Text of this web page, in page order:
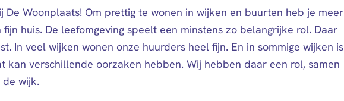
De Woonplaats! Om prettig te wonen in wijken en buurten heb je meer
huis. De leefomgeving speelt een minstens zo belangrijke rol. Daar
In veel wijken wonen onze huurders heel fijn. En in sommige wijken is
kan verschillende oorzaken hebben. Wij hebben daar een rol, samen
wijk.